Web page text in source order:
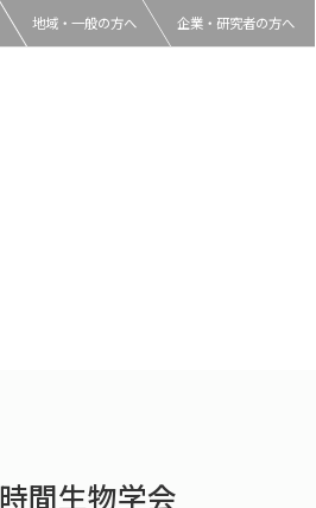
地域・一般の方へ 企業・研究者の方へ
間生物学会